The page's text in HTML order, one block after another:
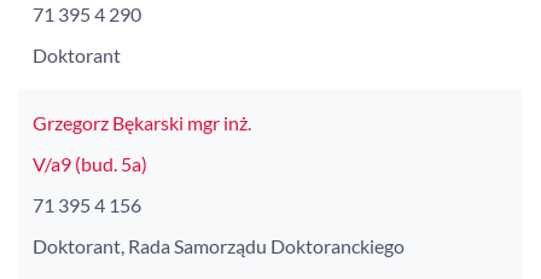
71 395 4 290
Doktorant
Grzegorz Bękarski mgr inż.
V/a9 (bud. 5a)
71 395 4 156
Doktorant, Rada Samorządu Doktoranckiego